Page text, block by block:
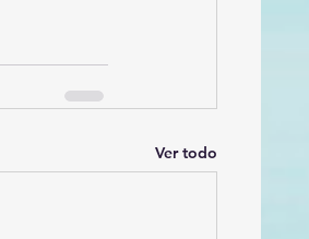
Ver todo